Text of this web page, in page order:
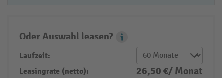
Oder Auswahl leasen?
Leasing Popover
Laufzeit:
Leasingrate (netto):
26,50 €/ Monat